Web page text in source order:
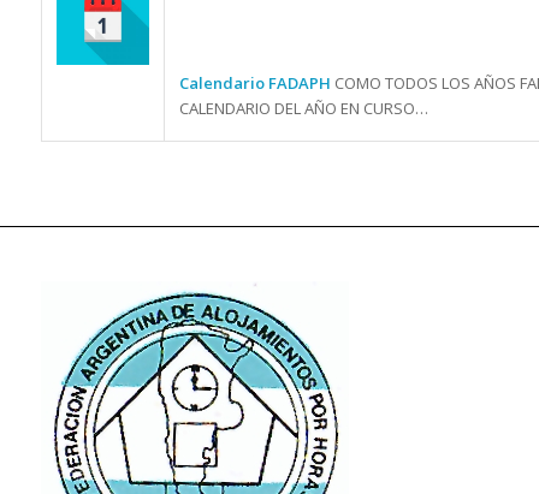
Calendario FADAPH COMO TODOS LOS AÑOS
CALENDARIO DEL AÑO EN CURSO…